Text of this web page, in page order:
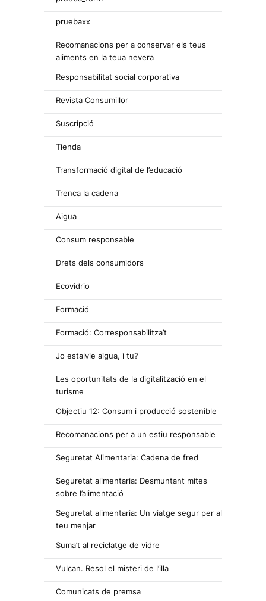
pruebaxx
Recomanacions per a conservar els teus
aliments en la teua nevera
Responsabilitat social corporativa
Revista Consumillor
Suscripció
Tienda
Transformació digital de l’educació
Trenca la cadena
Aigua
Consum responsable
Drets dels consumidors
Ecovidrio
Formació
Formació: Corresponsabilitza’t
Jo estalvie aigua, i tu?
Les oportunitats de la digitalització en el
turisme
Objectiu 12: Consum i producció sostenible
Recomanacions per a un estiu responsable
Seguretat Alimentaria: Cadena de fred
Seguretat alimentaria: Desmuntant mites
sobre l’alimentació
Seguretat alimentaria: Un viatge segur per al
teu menjar
Suma’t al reciclatge de vidre
Vulcan. Resol el misteri de l’illa
Comunicats de premsa